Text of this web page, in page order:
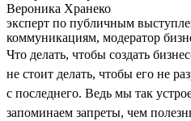
Вероника Хранеко
эксперт по публичным
коммуникациям, модератор
Что делать, чтобы создать
не стоит делать, чтобы его не
с последнего. Ведь мы так
запоминаем запреты, чем